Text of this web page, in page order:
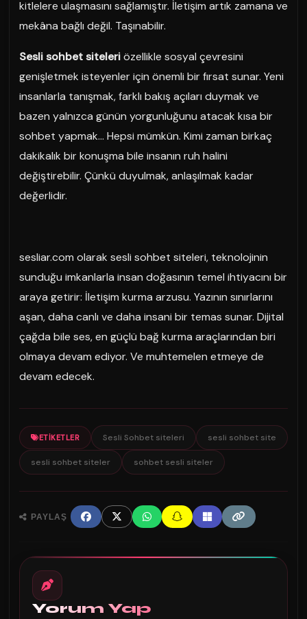
kitlelere ulaşmasını sağlamıştır. İletişim artık zamana ve
mekâna bağlı değil. Taşınabilir.
Sesli sohbet siteleriözellikle sosyal çevresini
genişletmek isteyenler için önemli bir fırsat sunar. Yeni
insanlarla tanışmak, farklı bakış açıları duymak ve
bazen yalnızca günün yorgunluğunu atacak kısa bir
sohbet yapmak… Hepsi mümkün. Kimi zaman birkaç
dakikalık bir konuşma bile insanın ruh halini
değiştirebilir. Çünkü duyulmak, anlaşılmak kadar
değerlidir.
sesliar.com olarak sesli sohbet siteleri, teknolojinin
sunduğu imkanlarla insan doğasının temel ihtiyacını bir
araya getirir: İletişim kurma arzusu. Yazının sınırlarını
aşan, daha canlı ve daha insani bir temas sunar. Dijital
çağda bile ses, en güçlü bağ kurma araçlarından biri
olmaya devam ediyor. Ve muhtemelen etmeye de
devam edecek.
ETIKETLER Sesli Sohbet siteleri sesli sohbet site
sesli sohbet siteler sohbet sesli siteler
PAYLAŞ
Yorum Yap